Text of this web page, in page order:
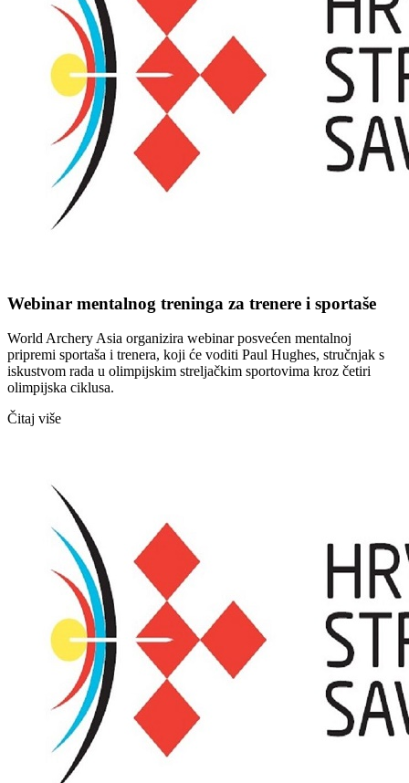
Webinar mentalnog treninga za trenere i sportaše
World Archery Asia organizira webinar posvećen mentalnoj
pripremi sportaša i trenera, koji će voditi Paul Hughes, stručnjak s
iskustvom rada u olimpijskim streljačkim sportovima kroz četiri
olimpijska ciklusa.
Čitaj više